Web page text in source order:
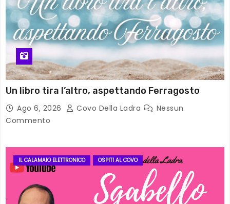
Un libro tira l’altro, aspettando Ferragosto
Ago 6, 2026 Covo Della Ladra
Nessun
Commento
IL CALAMAIO ELETTRONICO OSPITI AL COVO